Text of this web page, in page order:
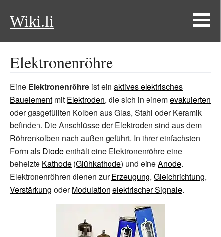
Wiki.li
Elektronenröhre
Eine Elektronenröhre ist ein aktives elektrisches
Bauelement mit Elektroden, die sich in einemevakuierten
oder gasgefüllten Kolben aus Glas, Stahl oder Keramik
befinden. Die Anschlüsse der Elektroden sind aus dem
Röhrenkolben nach außen geführt. In ihrer einfachsten
Form als Diodeenthält eine Elektronenröhre eine
beheizte Kathode (Glühkathode) und eineAnode.
Elektronenröhren dienen zurErzeugung, Gleichrichtung,
Verstärkung oderModulation elektrischer Signale.